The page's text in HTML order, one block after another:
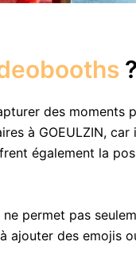
?
des moments
à GOEULZIN,
également la
permet pas
ajouter des emojis